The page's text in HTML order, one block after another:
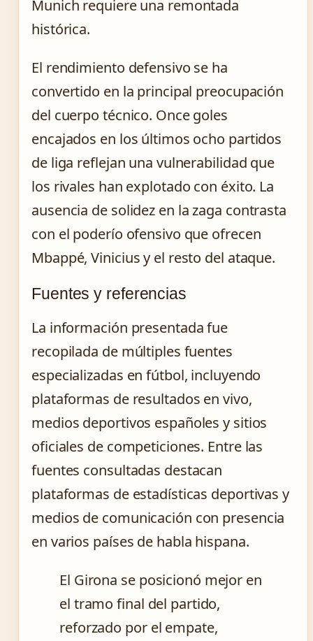
Munich requiere una remontada
histórica.
El rendimiento defensivo se ha
convertido en la principal preocupación
del cuerpo técnico. Once goles
encajados en los últimos ocho partidos
de liga reflejan una vulnerabilidad que
los rivales han explotado con éxito. La
ausencia de solidez en la zaga contrasta
con el poderío ofensivo que ofrecen
Mbappé, Vinicius y el resto del ataque.
Fuentes y referencias
La información presentada fue
recopilada de múltiples fuentes
especializadas en fútbol, incluyendo
plataformas de resultados en vivo,
medios deportivos españoles y sitios
oficiales de competiciones. Entre las
fuentes consultadas destacan
plataformas de estadísticas deportivas y
medios de comunicación con presencia
en varios países de habla hispana.
El Girona se posicionó mejor en
el tramo final del partido,
reforzado por el empate,